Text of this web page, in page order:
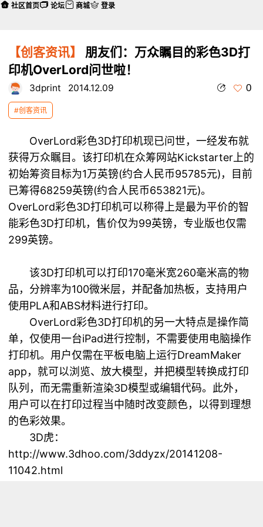
【创客资讯】
朋友们：万众瞩目的彩色3D打
印机​OverLord问世啦！
3dprint 2014.12.09 0
#创客资讯
OverLord彩色3D打印机现已问世，一经发布就
获得万众瞩目。该打印机在众筹网站Kickstarter上的
初始筹资目标为1万英镑(约合人民币95785元)，目前
已筹得68259英镑(约合人民币653821元)。
OverLord彩色3D打印机可以称得上是最为平价的智
能彩色3D打印机，售价仅为99英镑，专业版也仅需
299英镑。
该3D打印机可以打印170毫米宽260毫米高的物
品，分辨率为100微米层，并配备加热板，支持用户
使用PLA和ABS材料进行打印。
OverLord彩色3D打印机的另一大特点是操作简
单，仅使用一台iPad进行控制，不需要使用电脑操作
打印机。用户仅需在平板电脑上运行DreamMaker
app，就可以浏览、放大模型，并把模型转换成打印
队列，而无需重新渲染3D模型或编辑代码。此外，
用户可以在打印过程当中随时改变颜色，以得到理想
的色彩效果。
3D虎：
http://www.3dhoo.com/3ddyzx/20141208-
11042.html
社区首页 论坛 商城 登录